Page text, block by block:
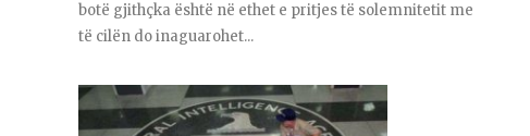
botë gjithçka është në ethet e pritjes të solemnitetit me
të cilën do inaguarohet...